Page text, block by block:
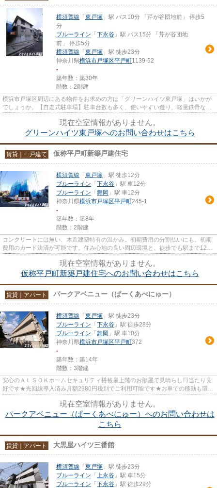
横須賀線 「 東戸塚 」駅 バス10分 「芹が谷団地前」 停歩5
分
ブルーライン 「 下永谷 」駅 バス15分 「芹が谷団地
前」 停歩5分
横須賀線 「 東戸塚 」駅 徒歩23分
神奈川県横浜市戸塚区平戸町1139-52
-
築年数：築30年
階数：2階建
横浜市戸塚区周辺にある物件をお求めの方は「グリーンハイツ東戸塚」はいかが
でしょうか。【自走式駐車場】駐車台数も多く、使いやすい造り。軽量鉄骨なら
現在空室情報がありません。
グリーンハイツ東戸塚へのお問い合わせはこちら
賃貸｜一戸建て 仮称平戸町新築戸建住宅
横須賀線 「 東戸塚 」駅 徒歩12分
ブルーライン 「 下永谷 」駅 車12分
ブルーライン 「 舞岡 」駅 車12分
神奈川県横浜市戸塚区平戸町245-1
-
築年数：築8年
階数：2階建
コンクリートには無い、木造建築特有の温かみ。初期費用の分割払いにも。初期
費用のカード決済が可能です。住み心地の良い周辺環境と、徒歩でも駅まで12分
現在空室情報がありません。
仮称平戸町新築戸建住宅へのお問い合わせはこちら
賃貸｜アパート パークアベニュー（ぱーくあべにゅー）
横須賀線 「 東戸塚 」駅 徒歩23分
ブルーライン 「 下永谷 」駅 徒歩28分
ブルーライン 「 舞岡 」駅 車10分
神奈川県横浜市戸塚区平戸町372
-
築年数：築14年
階数：3階建
安心のＡＬＳＯＫホームセキュリティ搭載最上階のお部屋で見晴らし日当たり良
好です★光回線導入済み月額2980円税別でご利用可能です★お車での移動も環状
現在空室情報がありません。
パークアベニュー（ぱーくあべにゅー）へのお問い合わせは
こちら
賃貸｜アパート 大黒屋ハイツ三番館
横須賀線 「 東戸塚 」駅 徒歩23分
ブルーライン 「 上永谷 」駅 車15分
ブルーライン 「 下永谷 」駅 徒歩29分